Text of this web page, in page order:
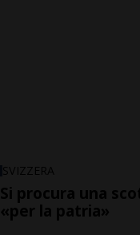
SVIZZERA
Si procura una
«per la patria»